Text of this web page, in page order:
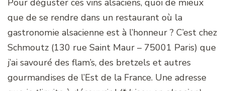
que de se rendre dans un restaurant où la
gastronomie alsacienne est à l’honneur ? C’est chez
Schmoutz (130 rue Saint Maur – 75001 Paris) que
j’ai savouré des flam’s, des bretzels et autres
gourmandises de l’Est de la France. Une adresse